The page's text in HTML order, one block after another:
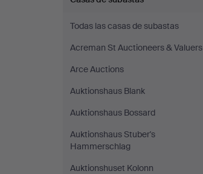
Todas las casas de subastas
Acreman St Auctioneers & Valuers
Arce Auctions
Auktionshaus Blank
Auktionshaus Bossard
Auktionshaus Stuber's
Hammerschlag
Auktionshuset Kolonn